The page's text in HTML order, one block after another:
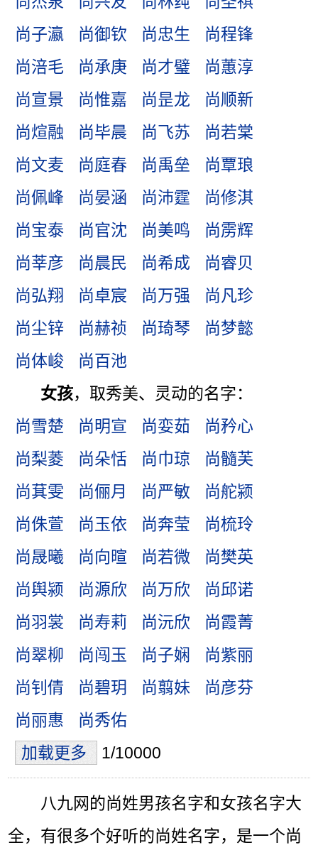
尚子瀛
尚御钦 尚忠生
尚程锋
尚涪毛
尚承庚 尚才璧
尚蕙淳
尚宣景
尚惟嘉 尚昰龙
尚顺新
尚煊融
尚毕晨 尚飞苏
尚若棠
尚文麦
尚庭春 尚禹垒
尚覃琅
尚佩峰
尚晏涵 尚沛霆
尚修淇
尚宝泰
尚官沈 尚美鸣
尚雳辉
尚莘彦
尚晨民 尚希成
尚睿贝
尚弘翔
尚卓宸 尚万强
尚凡珍
尚尘锌
尚赫祯 尚琦琴
尚梦懿
尚体峻
尚百池
女孩，取秀美、灵动的名字：
尚雪楚
尚明宣 尚娈茹
尚矜心
尚梨菱
尚朵恬 尚巾琼
尚髓芙
尚萁雯
尚俪月 尚严敏
尚舵颍
尚侏萱
尚玉依 尚奔莹
尚梳玲
尚晟曦
尚向暄 尚若微
尚樊英
尚舆颍
尚源欣 尚万欣
尚邱诺
尚羽裳
尚寿莉 尚沅欣
尚霞菁
尚翠柳
尚闯玉 尚子娴
尚紫丽
尚钊倩
尚碧玥 尚翦妹
尚彦芬
尚丽惠
尚秀佑
加载更多
1/10000
八九网的尚姓男孩名字和女孩名字大
全，有很多个好听的尚姓名字，是一个尚